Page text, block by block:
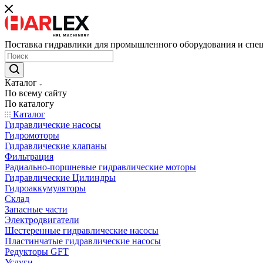
Поставка гидравлики для промышленного оборудования и
Каталог
По всему сайту
По каталогу
Каталог
Гидравлические насосы
Гидромоторы
Гидравлические клапаны
Фильтрация
Радиально-поршневые гидравлические моторы
Гидравлические Цилиндры
Гидроаккумуляторы
Склад
Запасные части
Электродвигатели
Шестеренные гидравлические насосы
Пластинчатые гидравлические насосы
Редукторы GFT